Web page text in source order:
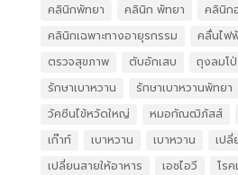
คลินิกพัทยา
คลินิก พัทยา
คลินิก
คลินิกเฉพาะทางอายุรกรรม
คลื่นไฟ
ตรวจสุขภาพ
ตับอักเสบ ถุงลมโ
รักษาเบาหวาน
รักษาเบาหวานพัทยา
วัคซีนไข้หวัดใหญ่
หมอกัณฒิภัสส์
เก๊าท์
เบาหวาน เบาหวาน
เปลี่
เปลี่ยนสายให้อาหาร
เอชไอวี
โร